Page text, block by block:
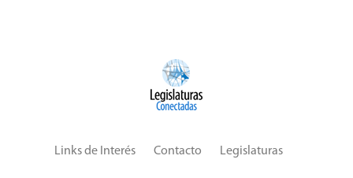
Links de Interés Contacto Legislaturas